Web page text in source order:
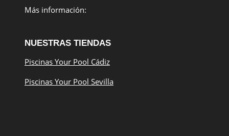
Más información:
NUESTRAS TIENDAS
Piscinas Your Pool Cádiz
Piscinas Your Pool Sevilla